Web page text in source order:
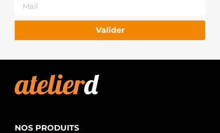
Valider
NOS PRODUITS